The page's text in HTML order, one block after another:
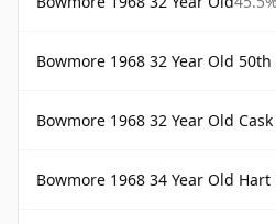
Bowmore 1968 32 Year Old
Bowmore 1968 32 Year Old
Bowmore 1968 34 Year Old